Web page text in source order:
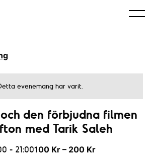
evenemang har varit.
den förbjudna filmen
med Tarik Saleh
- 21:00100 Kr – 200 Kr